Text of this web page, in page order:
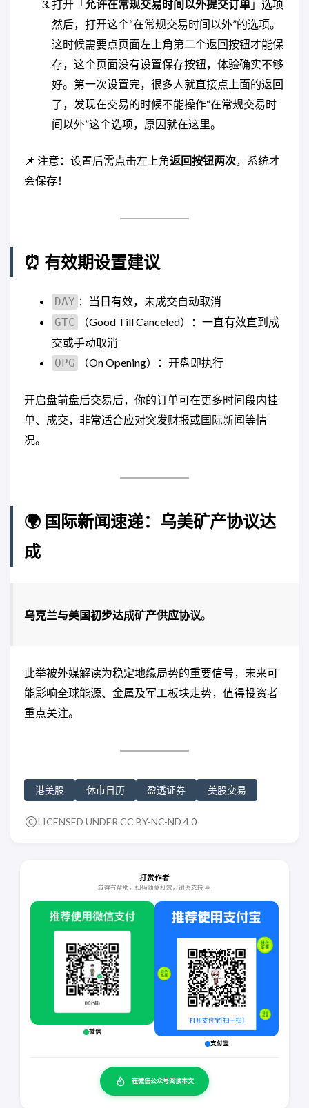
打开「允许在常规交易时间以外提交订单 」选项
然后，打开这个“在常规交易时间以外”的选项。
这时候需要点页面左上角第二个返回按钮才能保
存，这个页面没有设置保存按钮，体验确实不够
好。第一次设置完，很多人就直接点上面的返回
了，发现在交易的时候不能操作“在常规交易时
间以外”这个选项，原因就在这里。
📌 注意：设置后需点击左上角返回按钮两次，系统才
会保存！
⏰ 有效期设置建议
DAY ：当日有效，未成交自动取消
GTC
（Good Till Canceled）：一直有效直到成
交或手动取消
OPG
（On Opening）：开盘即执行
开启盘前盘后交易后，你的订单可在更多时间段内挂
单、成交，非常适合应对突发财报或国际新闻等情
况。
🌍 国际新闻速递：乌美矿产协议达
成
乌克兰与美国初步达成矿产供应协议。
此举被外媒解读为稳定地缘局势的重要信号，未来可
能影响全球能源、金属及军工板块走势，值得投资者
重点关注。
港美股 休市日历 盈透证券 美股交易
LICENSED UNDER CC BY-NC-ND 4.0
打赏作者
觉得有帮助，扫码随意打赏，谢谢支持 🙏
微信
支付宝
在微信公众号阅读本文